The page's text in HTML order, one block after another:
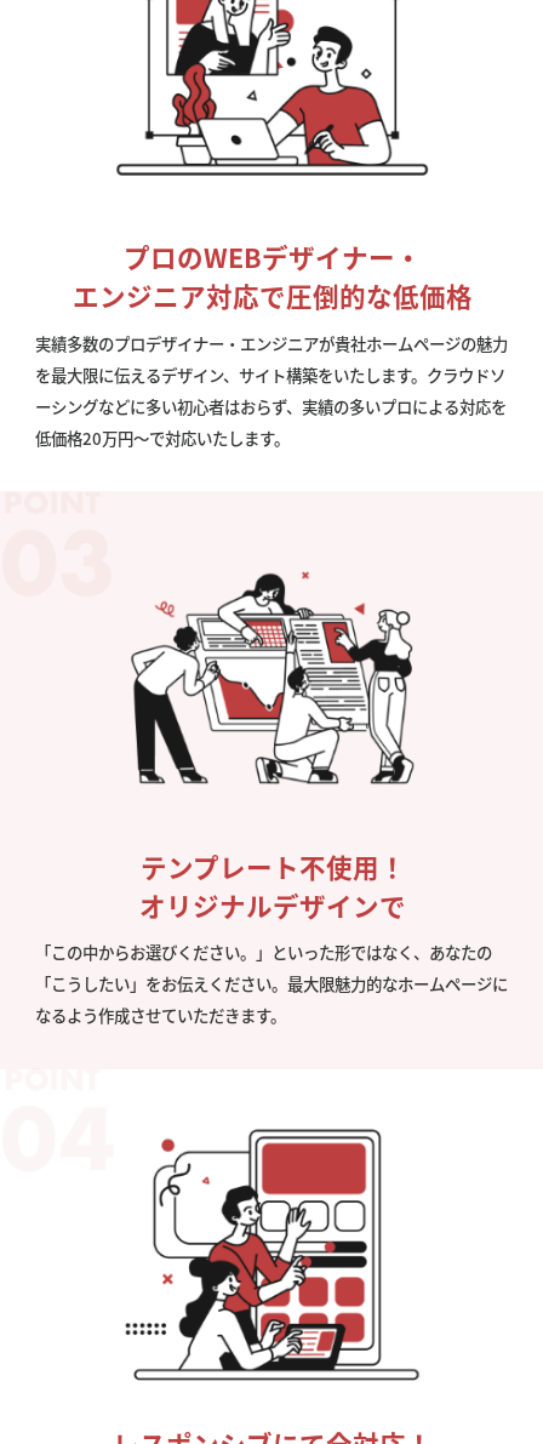
プロのWEBデザイナー・
エンジニア対応で圧倒的な低価格
実績多数のプロデザイナー・エンジニアが貴社ホームページの魅力
を最大限に伝えるデザイン、サイト構築をいたします。クラウドソ
ーシングなどに多い初心者はおらず、実績の多いプロによる対応を
低価格20万円〜で対応いたします。
テンプレート不使用！
オリジナルデザインで
「この中からお選びください。」といった形ではなく、あなたの
「こうしたい」をお伝えください。最大限魅力的なホームページに
なるよう作成させていただきます。